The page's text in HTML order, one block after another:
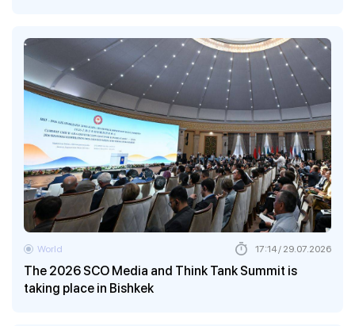
The 2026 SCO Media and Think Tank Summit is
taking place in Bishkek
World 17:14 / 29.07.2026